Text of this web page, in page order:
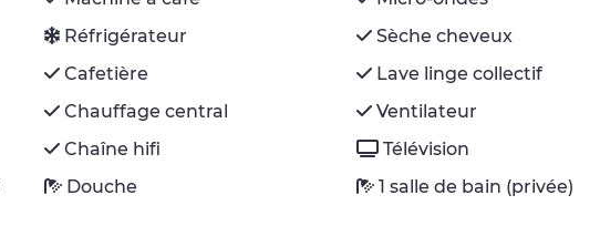
Réfrigérateur
Sèche cheveux
Cafetière
Lave linge collectif
Chauffage central
Ventilateur
Chaîne hifi
Télévision
Douche 1 salle de bain (privée)